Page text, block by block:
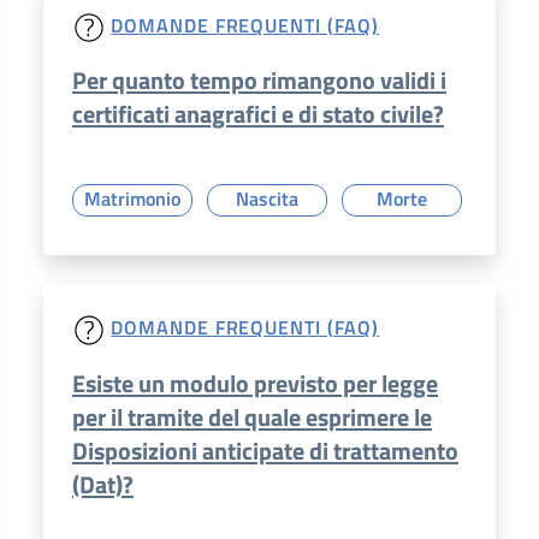
DOMANDE FREQUENTI (FAQ)
Per quanto tempo rimangono validi i
certificati anagrafici e di stato civile?
Matrimonio Nascita Morte
DOMANDE FREQUENTI (FAQ)
Esiste un modulo previsto per legge
per il tramite del quale esprimere le
Disposizioni anticipate di trattamento
(Dat)?